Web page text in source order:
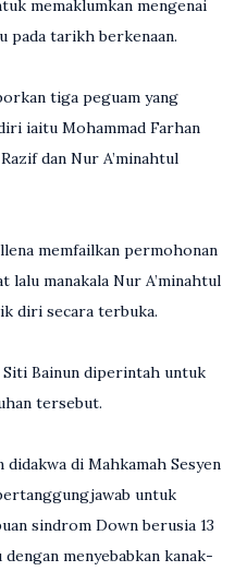
memaklumkan mengenai
pada tarikh berkenaan.
tiga peguam yang
iaitu Mohammad Farhan
dan Nur A’minahtul
memfailkan permohonan
lalu manakala Nur A’minahtul
diri secara terbuka.
Siti Bainun diperintah untuk
tersebut.
didakwa di Mahkamah Sesyen
untuk
sindrom Down berusia 13
menyebabkan kanak-